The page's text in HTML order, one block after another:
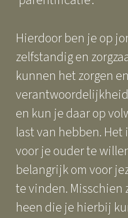
Hierdoor ben je op
zelfstandig en
kunnen het zorgen
en kun je daar op
last van hebben.
voor je ouder te
belangrijk om voor
te vinden. Misschien
heen die je hierbij